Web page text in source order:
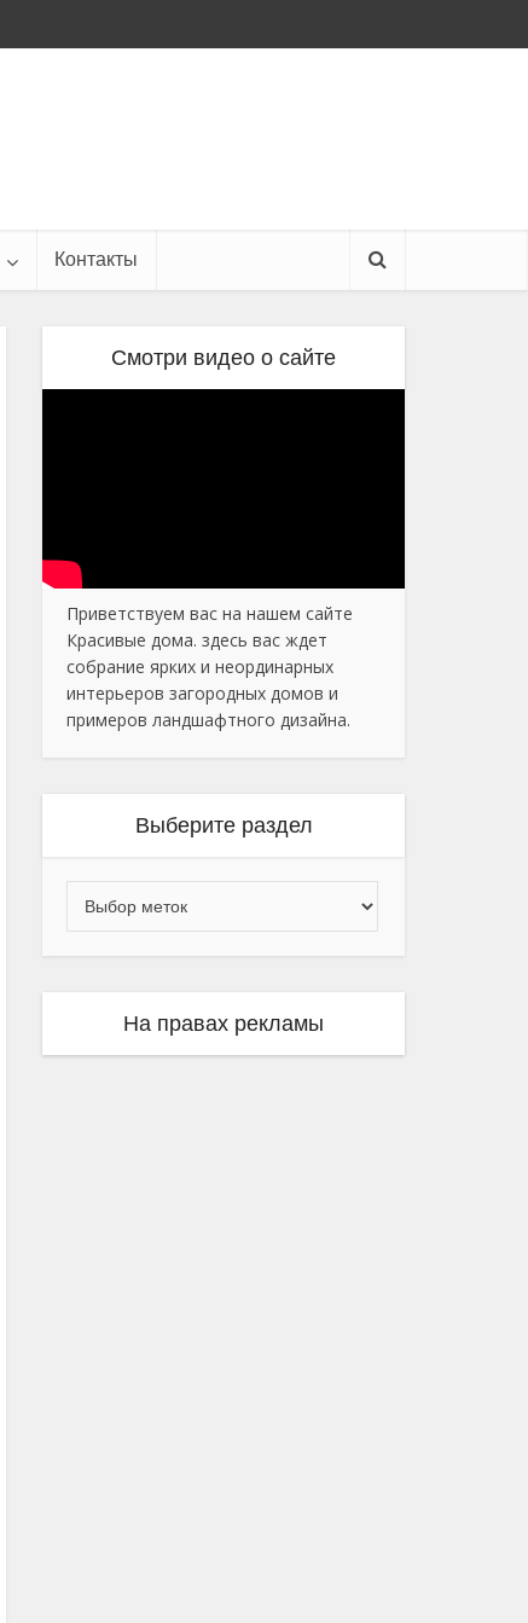
Контакты
Смотри видео о сайте
Приветствуем вас на нашем сайте
Красивые дома. здесь вас ждет
собрание ярких и неординарных
интерьеров загородных домов и
примеров ландшафтного дизайна.
Выберите раздел
На правах рекламы